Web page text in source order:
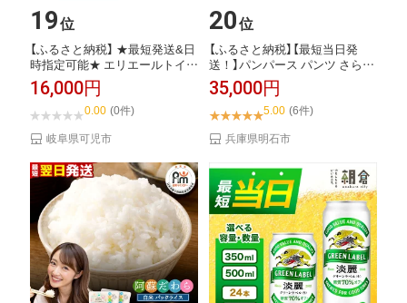
19位
【ふるさと納税】 ★最短発送&日
時指定可能★ エリエールトイレ
ットティシュ...
16,000円
0.00 (0件)
岐阜県可児市
20位
【ふるさと納税】【最短当日発
送！】パンパース パンツ さらさ
らケア 4P ...
35,000円
5.00 (6件)
兵庫県明石市